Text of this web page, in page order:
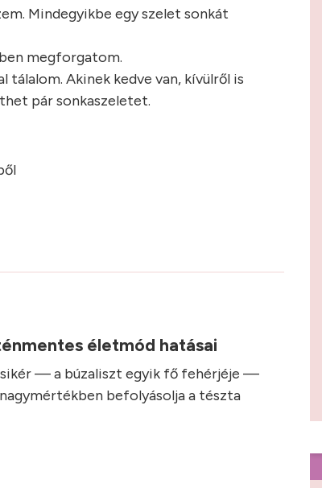
Mindegyikbe egy szelet sonkát
megforgatom.
Akinek kedve van, kívülről is
pár sonkaszeletet.
életmód hatásai
— a búzaliszt egyik fő fehérjéje —
befolyásolja a tészta